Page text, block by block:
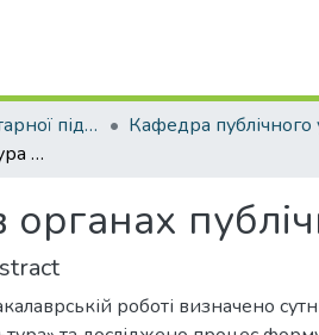
Інститут гуманітарної підготовки та державного управління
Організаційна культура в органах публічної влади
органах
роботі визначено